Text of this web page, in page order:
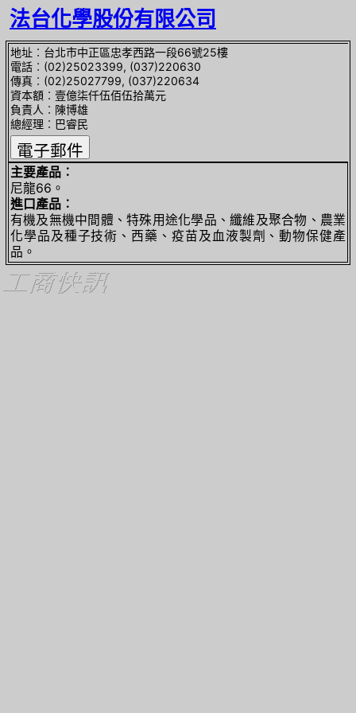
法台化學股份有限公司
地址︰台北市中正區忠孝西路一段66號25樓
電話︰(02)25023399, (037)220630
傳真︰(02)25027799, (037)220634
資本額︰壹億柒仟伍佰伍拾萬元
負責人︰陳博雄
總經理︰巴睿民
主要產品︰
尼龍66。
進口產品︰
有機及無機中間體、特殊用途化學品、纖維及聚合物、農業
化學品及種子技術、西藥、疫苗及血液製劑、動物保健產
品。